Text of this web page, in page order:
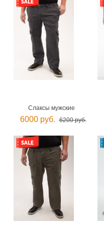
Слаксы мужские
6000 руб. 6200 руб.